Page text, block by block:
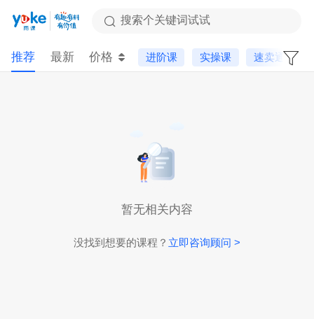
搜索个关键词试试
推荐 最新 价格 进阶课 实操课 速卖通
暂无相关内容
没找到想要的课程？ 立即咨询顾问 >